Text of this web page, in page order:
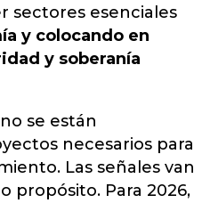
sectores esenciales
y colocando en
y soberanía
se están
necesarios para
Las señales van
propósito. Para 2026,